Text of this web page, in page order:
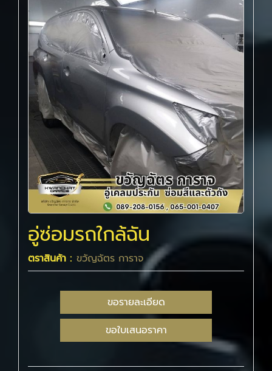
อู่ซ่อมรถใกล้ฉัน
ตราสินค้า : ขวัญฉัตร การาจ
ขอรายละเอียด
ขอใบเสนอราคา